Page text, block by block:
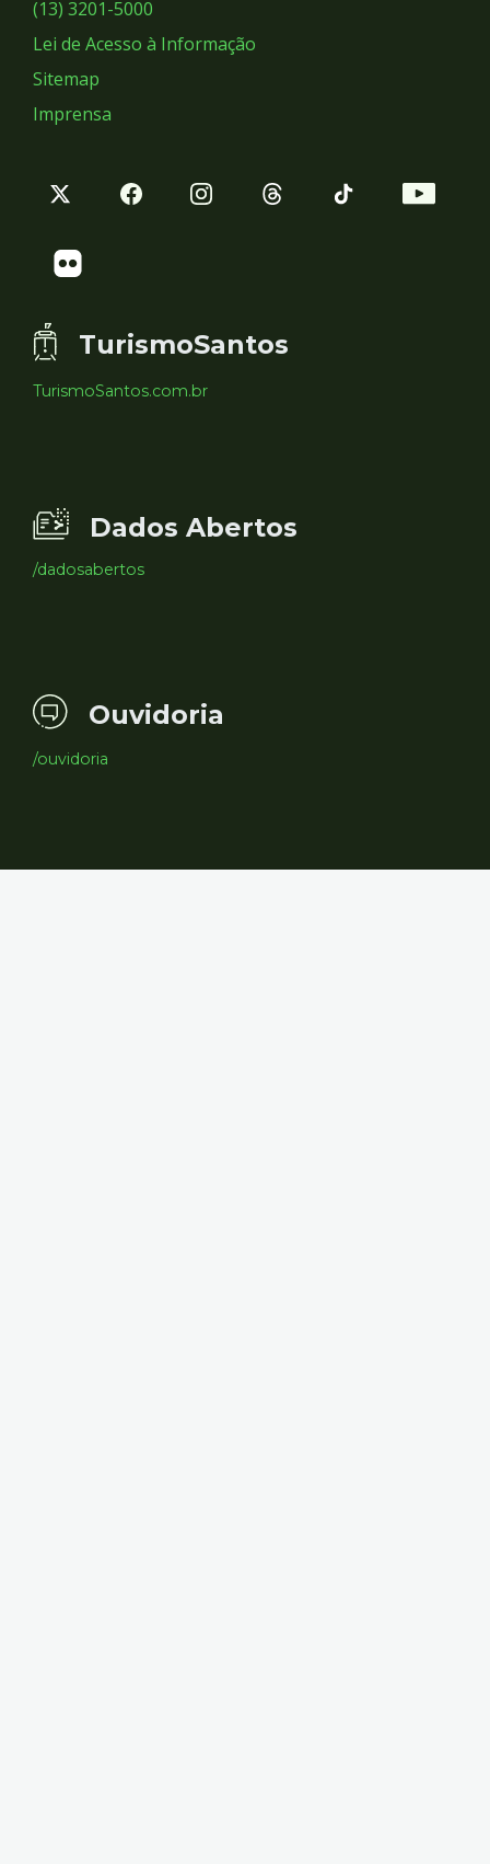
(13) 3201-5000
Lei de Acesso à Informação
Sitemap
Imprensa
TurismoSantos
TurismoSantos.com.br
Dados Abertos
/dadosabertos
Ouvidoria
/ouvidoria